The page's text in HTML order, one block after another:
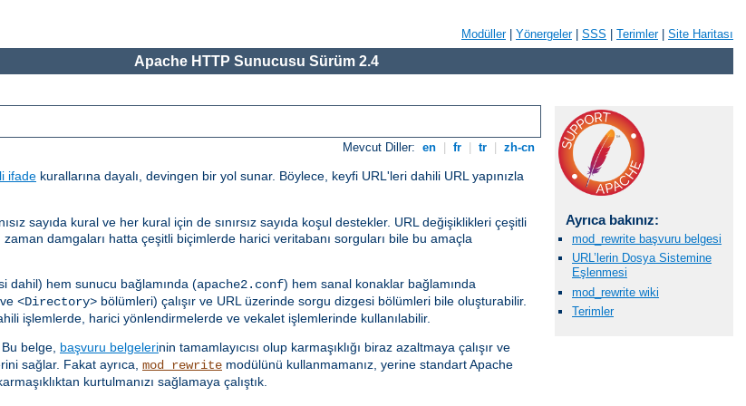
Modüller| Yönergeler| SSS Terimler| Site Haritası
Apache HTTP Sunucusu Sürüm 2.4
Mevcut Diller: en fr tr zh-cn
ifade kurallarına dayalı, devingen bir yol sunar. Böylece, keyfi URL'leri dahili URL yapınızla
sayıda kural ve her kural için de sınırsız sayıda koşul destekler. URL değişiklikleri çeşitli
damgaları hatta çeşitli biçimlerde harici veritabanı sorguları bile bu amaçla
dahil) hem sunucu bağlamında (apache2.conf) hem sanal konaklar bağlamında
<Directory> bölümleri) çalışır ve URL üzerinde sorgu dizgesi bölümleri bile oluşturabilir.
işlemlerde, harici yönlendirmelerde ve vekalet işlemlerinde kullanılabilir.
belge, başvuru belgelerinin tamamlayıcısı olup karmaşıklığı biraz azaltmaya çalışır ve
sağlar. Fakat ayrıca, mod_rewrite modülünü kullanmamanız, yerine standart Apache
kurtulmanızı sağlamaya çalıştık.
Ayrıca bakınız:
mod_rewrite başvuru belgesi
URL’lerin Dosya Sistemine
Eşlenmesi
mod_rewrite wiki
Terimler